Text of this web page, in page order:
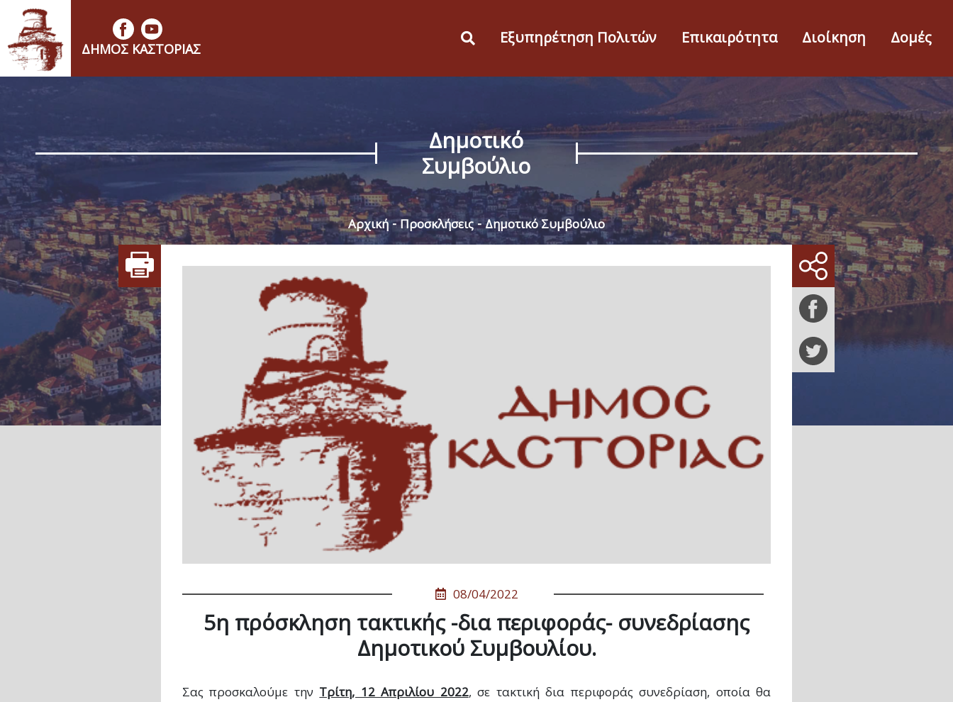
ΔΉΜΟΣ ΚΑΣΤΟΡΙΆΣ
Εξυπηρέτηση Πολιτών Επικαιρότητα Διοίκηση Δομές
Δημοτικό
Συμβούλιο
Αρχική Προσκλήσεις Δημοτικό Συμβούλιο
08/04/2022
5η πρόσκληση τακτικής -δια περιφοράς- συνεδρίασης
Δημοτικού Συμβουλίου.
Σας προσκαλούμε την Τρίτη, 12 Απριλίου 2022, σε τακτική δια περιφοράς συνεδρίαση, οποία θα